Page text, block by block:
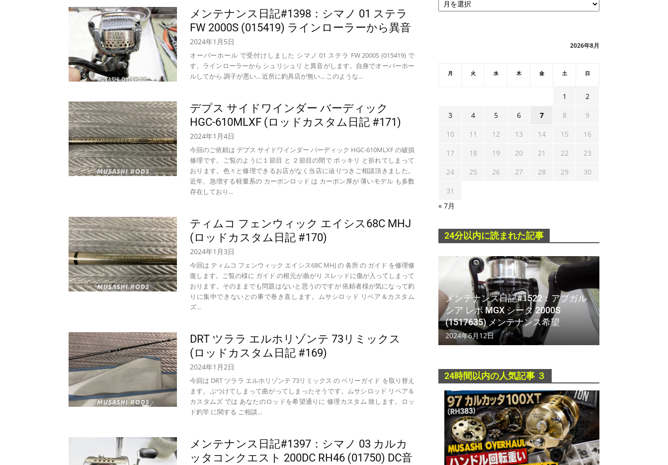
メンテナンス日記#1398：シマノ 01 ステラ
FW 2000S (015419) ラインローラーから異音
2024年1月5日
オーバーホール で受付けしました シマノ 01 ステラ FW 2000S (015419) で
す。ラインローラーから シュリシュリ と異音がします。自身でオーバーホー
ルしてから 調子が悪い... 近所に釣具店が無い... このような...
デプス サイドワインダー バーディック
HGC-610MLXF (ロッドカスタム日記 #171)
2024年1月4日
今回のご依頼は デプス サイドワインダー バーディック HGC-610MLXF の破損
修理です。ご覧のように１節目 と ２節目の間で ポッキリ と折れてしまって
おります。色々と修理できるお店がなく当店に辿りつきご相談頂きました。
近年、急増する軽量系の カーボンロッド は カーボン厚が 薄いモデル も多数
存在しており...
ティムコ フェンウィック エイシス68C MHJ
(ロッドカスタム日記 #170)
2024年1月3日
今回は ティムコ フェンウィック エイシス68C MHJ の 各所 の ガイド を修理修
復します。ご覧の様に ガイド の根元が曲がり スレッドに傷が入ってしまって
おります。そのままでも問題はないと思うのですが 依頼者様が気になって釣
りに集中できないとの事で巻き直します。ムサシロッド リペア＆カスタム
ズ...
DRT ツララ エルホリゾンテ 73リミックス
(ロッドカスタム日記 #169)
2024年1月2日
今回は DRT ツララ エルホリゾンテ 73リミックス の ベリーガイド を取り替え
ます。ぶつけてしまって曲がってしまったそうです。ムサシロッド リペア＆
カスタムズ では あなたのロッドを希望通りに 修理カスタム 致します。ロッ
ド釣竿 に関する ご相談...
メンテナンス日記#1397：シマノ 03 カルカ
ッタコンクエスト 200DC RH46 (01750) DC音
ー
2026年8月
月 火 水 木 金 土 日
1
2
3
4 5 6 7 8
9
10
11 12 13 14 15
16
17
18 19 20 21 22
23
24
25 26 27 28 29
30
31
« 7月
24分以内に読まれた記事
メンテナンス日記#1522：アブガル
シア レボ MGX シータ 2000S
(1517635) メンテナンス希望
2024年6月12日
24時間以内の人気記事 ３